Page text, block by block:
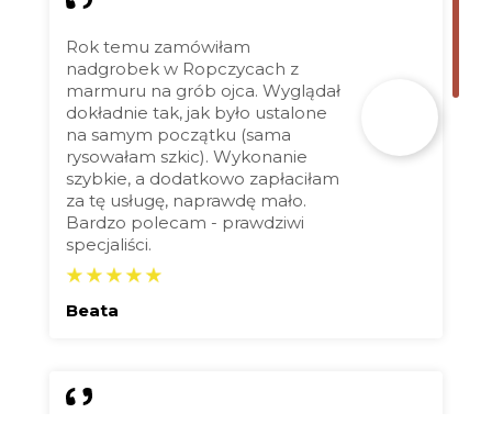
Rok temu zamówiłam
nadgrobek w Ropczycach z
marmuru na grób ojca. Wyglądał
dokładnie tak, jak było ustalone
na samym początku (sama
rysowałam szkic). Wykonanie
szybkie, a dodatkowo zapłaciłam
za tę usługę, naprawdę mało.
Bardzo polecam - prawdziwi
specjaliści.
Beata